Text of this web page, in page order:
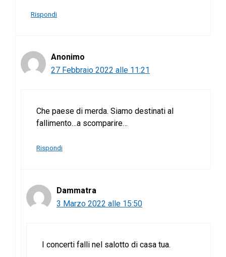
Rispondi
Anonimo
27 Febbraio 2022 alle 11:21
Che paese di merda. Siamo destinati al
fallimento…a scomparire…
Rispondi
Dammatra
3 Marzo 2022 alle 15:50
I concerti falli nel salotto di casa tua.